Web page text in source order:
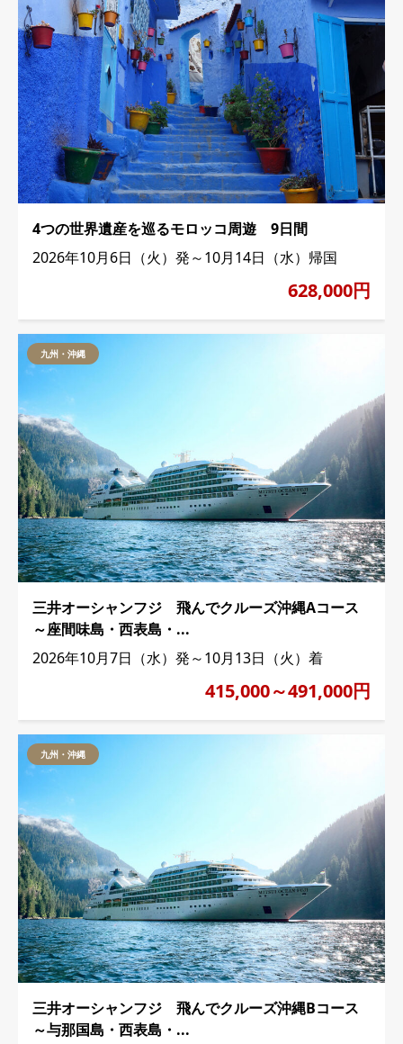
4つの世界遺産を巡るモロッコ周遊 9日間
2026年10月6日（火）発～10月14日（水）帰国
628,000円
九州・沖縄
三井オーシャンフジ 飛んでクルーズ沖縄Aコース
～座間味島・西表島・...
2026年10月7日（水）発～10月13日（火）着
415,000～491,000円
九州・沖縄
三井オーシャンフジ 飛んでクルーズ沖縄Bコース
～与那国島・西表島・...